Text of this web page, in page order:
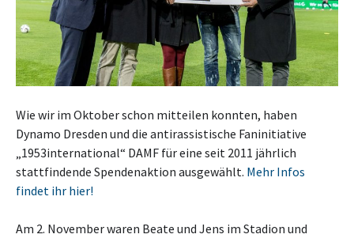
Wie wir im Oktober schon mitteilen konnten, haben
Dynamo Dresden und die antirassistische Faninitiative
„1953international“ DAMF für eine seit 2011 jährlich
stattfindende Spendenaktion ausgewählt. Mehr Infos
findet ihr hier!
Am 2. November waren Beate und Jens im Stadion und